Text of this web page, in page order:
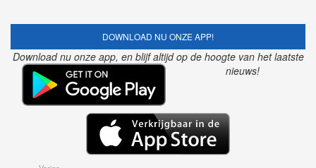
DOWNLOAD NU ONZE APP!
Download nu onze app, en blijf altijd op de hoogte van het laatste
nieuws!